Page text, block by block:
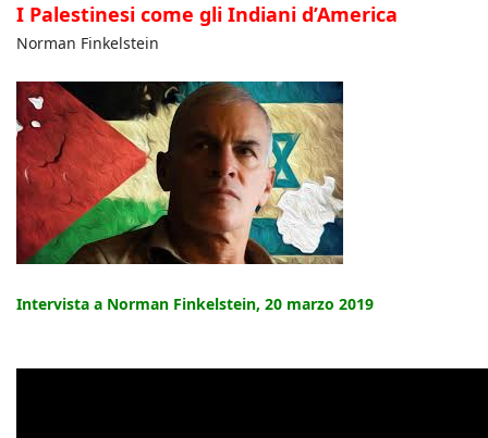
I Palestinesi come gli Indiani d’America
Norman Finkelstein
Intervista a Norman Finkelstein, 20 marzo 2019